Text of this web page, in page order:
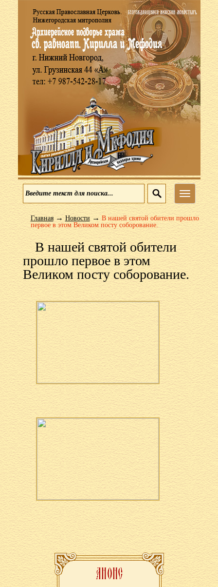
Меню
Главная→Новости→В нашей святой обители прошло
первое в этом Великом посту соборование.
В нашей святой обители
прошло первое в этом
Великом посту соборование.